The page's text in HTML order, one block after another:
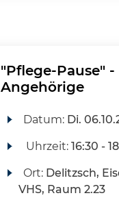
"Pflege-Pause"
Angehörige
Datum: Di.
Uhrzeit: 16:30 -
Ort: Delitzsch,
VHS, Raum 2.23